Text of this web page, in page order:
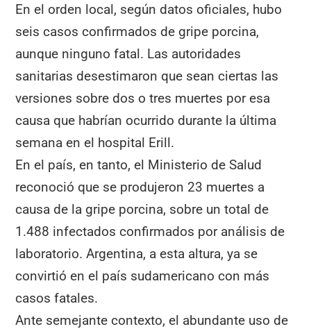
En el orden local, según datos oficiales, hubo
seis casos confirmados de gripe porcina,
aunque ninguno fatal. Las autoridades
sanitarias desestimaron que sean ciertas las
versiones sobre dos o tres muertes por esa
causa que habrían ocurrido durante la última
semana en el hospital Erill.
En el país, en tanto, el Ministerio de Salud
reconoció que se produjeron 23 muertes a
causa de la gripe porcina, sobre un total de
1.488 infectados confirmados por análisis de
laboratorio. Argentina, a esta altura, ya se
convirtió en el país sudamericano con más
casos fatales.
Ante semejante contexto, el abundante uso de